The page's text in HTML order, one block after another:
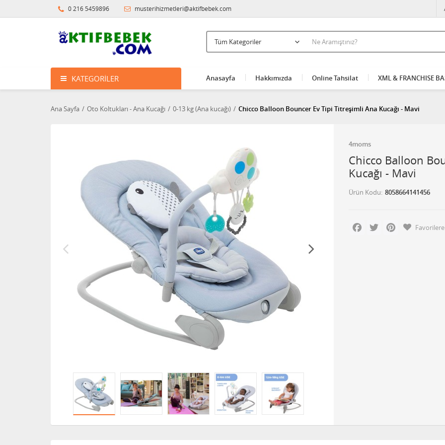
0 216 5459896 musterihizmetleri@aktifbebek.com
KATEGORILER Anasayfa Hakkımızda Online Tahsilat XML & FRANCHISE
Ana Sayfa Oto Koltukları - Ana Kucağı 0-13 kg (Ana kucağı) Chicco Balloon Bouncer Ev Tipi Titreşimli Ana Kucağı - Mavi
4moms
Chicco Balloon
Kucağı - Mavi
Ürün Kodu 8058664141456
Facebook
Twitter Pinterest